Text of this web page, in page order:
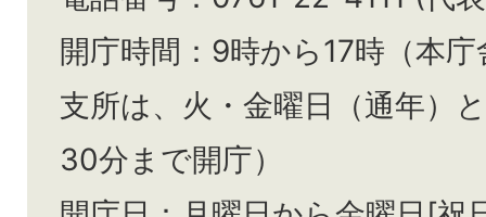
開庁時間：9時から17時（本
支所は、火・金曜日（通年）と
30分まで開庁）